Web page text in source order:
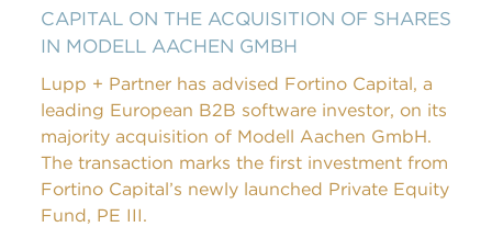
CAPITAL ON THE ACQUISITION OF SHARES
IN MODELL AACHEN GMBH
Lupp + Partner has advised Fortino Capital, a
leading European B2B software investor, on its
majority acquisition of Modell Aachen GmbH.
The transaction marks the first investment from
Fortino Capital’s newly launched Private Equity
Fund, PE III.